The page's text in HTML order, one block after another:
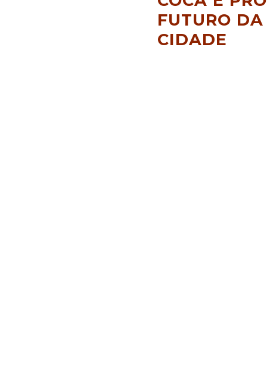
FUTURO
CIDADE